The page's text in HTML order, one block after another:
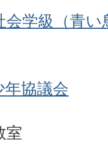
会学級（青
年協議会
室